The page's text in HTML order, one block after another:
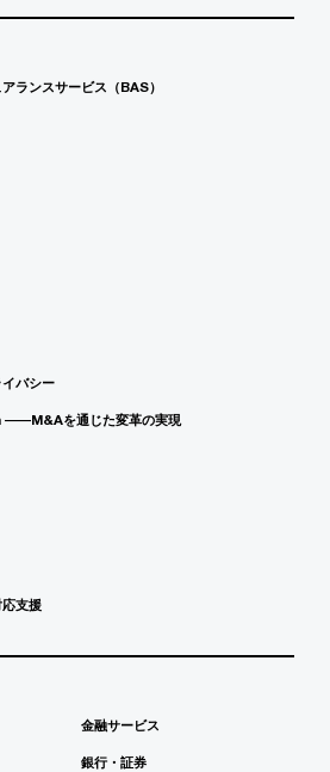
ランスサービス（BAS）
バシー
を通じた変革の実現
支援
金融サービス
銀行・証券